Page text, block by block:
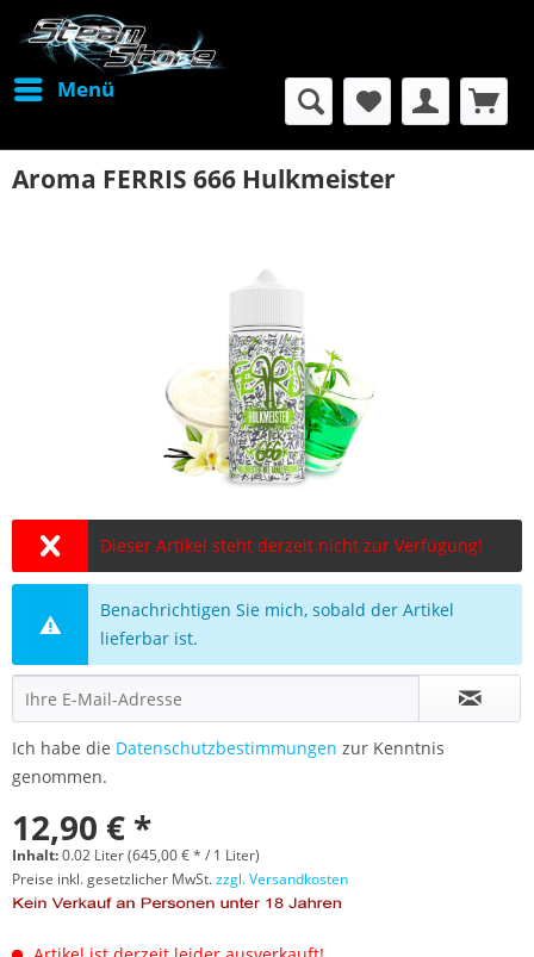
Menü
Aroma FERRIS 666 Hulkmeister
Dieser Artikel steht derzeit nicht zur Verfügung!
Benachrichtigen Sie mich, sobald der Artikel
lieferbar ist.
Ich habe die Datenschutzbestimmungen zur Kenntnis
genommen.
12,90 € *
Inhalt:0.02 Liter (645,00 € * / 1 Liter)
Preise inkl. gesetzlicher MwSt.zzgl. Versandkosten